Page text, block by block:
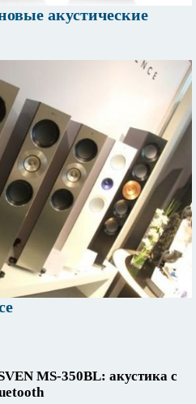
акустические
MS-350BL: акустика с